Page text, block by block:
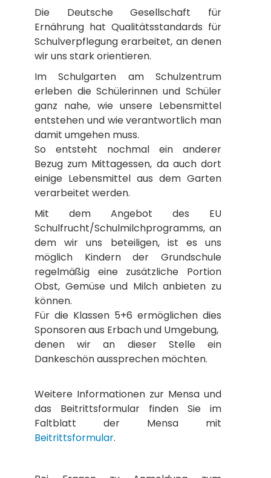
Die Deutsche Gesellschaft für
Ernährung hat Qualitätsstandards für
Schulverpflegung erarbeitet, an denen
wir uns stark orientieren.
Im Schulgarten am Schulzentrum
erleben die Schülerinnen und Schüler
ganz nahe, wie unsere Lebensmittel
entstehen und wie verantwortlich man
damit umgehen muss.
So entsteht nochmal ein anderer
Bezug zum Mittagessen, da auch dort
einige Lebensmittel aus dem Garten
verarbeitet werden.
Mit dem Angebot des EU
Schulfrucht/Schulmilchprogramms, an
dem wir uns beteiligen, ist es uns
möglich Kindern der Grundschule
regelmäßig eine zusätzliche Portion
Obst, Gemüse und Milch anbieten zu
können.
Für die Klassen 5+6 ermöglichen dies
Sponsoren aus Erbach und Umgebung,
denen wir an dieser Stelle ein
Dankeschön aussprechen möchten.
Weitere Informationen zur Mensa und
das Beitrittsformular finden Sie im
Faltblatt der Mensa mit
Beitrittsformular.